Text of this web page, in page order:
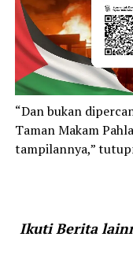
“Dan bukan
Taman Makam
tampilannya,”
Ikuti Berita